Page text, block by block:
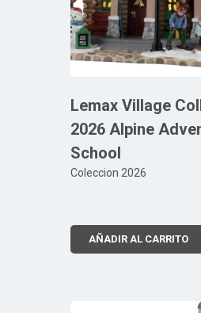
Lemax Village
2026 Alpine
School
Coleccion 2026
AÑADIR AL CARRITO